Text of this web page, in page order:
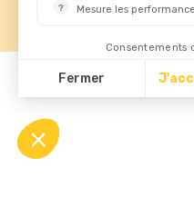
© 2026 - Standard Forms
? Mesure les
Consentements
Fermer
Notre plateforme vous